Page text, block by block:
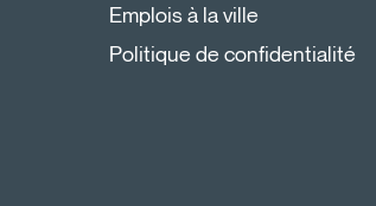
Emplois à la ville
Politique de confidentialité